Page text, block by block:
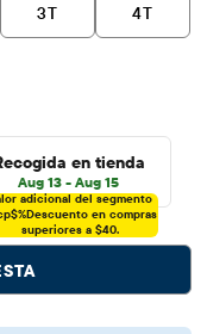
3T 4T
en tienda
Aug 13 - Aug 15
adicional del segmento
Descuento en compras
superiores a $40.